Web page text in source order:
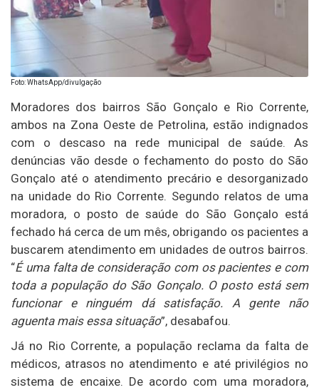
Foto: WhatsApp/divulgação
Moradores dos bairros São Gonçalo e Rio Corrente,
ambos na Zona Oeste de Petrolina, estão indignados
com o descaso na rede municipal de saúde. As
denúncias vão desde o fechamento do posto do São
Gonçalo até o atendimento precário e desorganizado
na unidade do Rio Corrente. Segundo relatos de uma
moradora, o posto de saúde do São Gonçalo está
fechado há cerca de um mês, obrigando os pacientes a
buscarem atendimento em unidades de outros bairros.
“É uma falta de consideração com os pacientes e com
toda a população do São Gonçalo. O posto está sem
funcionar e ninguém dá satisfação. A gente não
aguenta mais essa situação”, desabafou.
Já no Rio Corrente, a população reclama da falta de
médicos, atrasos no atendimento e até privilégios no
sistema de encaixe. De acordo com uma moradora,